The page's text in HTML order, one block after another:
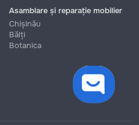
Asamblare și reparație mobilier
Chișinău
Bălți
Botanica